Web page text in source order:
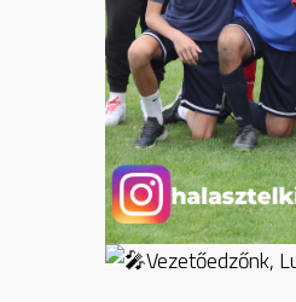
Vezetőedzőnk,